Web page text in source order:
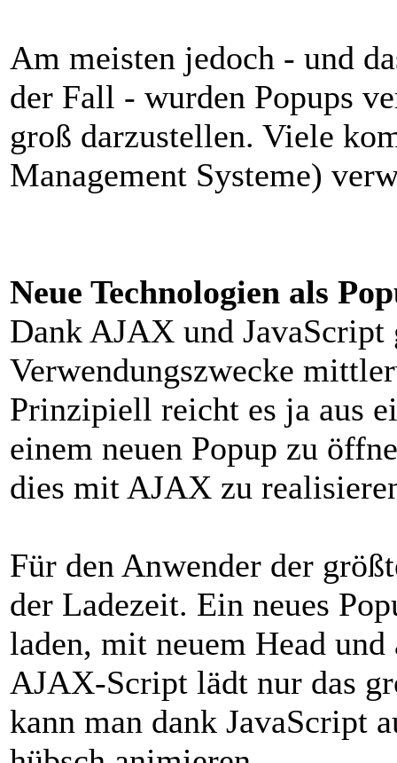
Am meisten jedoch - und
der Fall - wurden Popups
groß darzustellen. Viele
Management Systeme)
Neue Technologien als
Dank AJAX und
Verwendungszwecke
Prinzipiell reicht es ja aus
einem neuen Popup zu
dies mit AJAX zu
Für den Anwender der
der Ladezeit. Ein neues
laden, mit neuem Head
AJAX-Script lädt nur das
kann man dank JavaScript